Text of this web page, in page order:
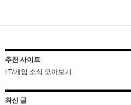
비
이
션
추천 사이트
IT/게임 소식 모아보기
최신 글